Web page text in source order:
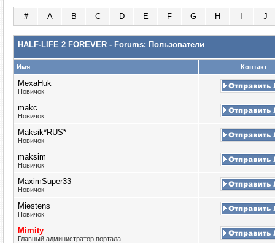
# A B C D E F G H J
HALF-LIFE 2 FOREVER - Forums: Пользователи
Имя Контакт
MexaHuk
Новичок
makc
Новичок
Maksik*RUS*
Новичок
maksim
Новичок
MaximSuper33
Новичок
Miestens
Новичок
Mimity
Главный администратор портала